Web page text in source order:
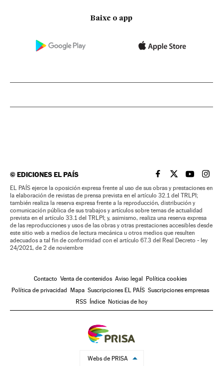
Baixe o app
©EDICIONES EL PAÍS EL PAÍS BRASIL EN
EL PAÍSEL PAÍS
EL
EL PAÍS ejerce la oposición expresa frente al uso de sus obras y prestaciones en
la elaboración de revistas de prensa prevista en el artículo 32.1 del TRLPI;
también realiza la reserva expresa frente a la reproducción, distribución y
comunicación pública de sus trabajos y artículos sobre temas de actualidad
prevista en el artículo 33.1 del TRLPI; y, asimismo, realiza una reserva expresa
de las reproducciones y usos de las obras y otras prestaciones accesibles desde
este sitio web a medios de lectura mecánica u otros medios que resulten
adecuados a tal fin de conformidad con el artículo 67.3 del Real Decreto - ley
24/2021, de 2 de noviembre
Contacto Venta de contenidos Aviso legal
Política cookies
Política de privacidad
Mapa Suscripciones EL PAÍS Suscripciones empresas
RSS
Índice Noticias de hoy
Webs de PRISA